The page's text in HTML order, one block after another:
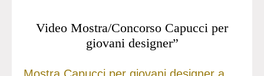
Video Mostra/Concorso Capucci per
giovani designer”